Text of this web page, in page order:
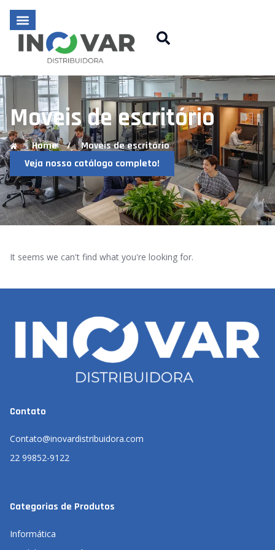
Moveis de escritório
Home /
Moveis de escritório
Veja nosso catálogo completo!
It seems we can't find what you're looking for.
Contato
Contato@inovardistribuidora.com
22 99852-9122
Categorias de Produtos
Informática